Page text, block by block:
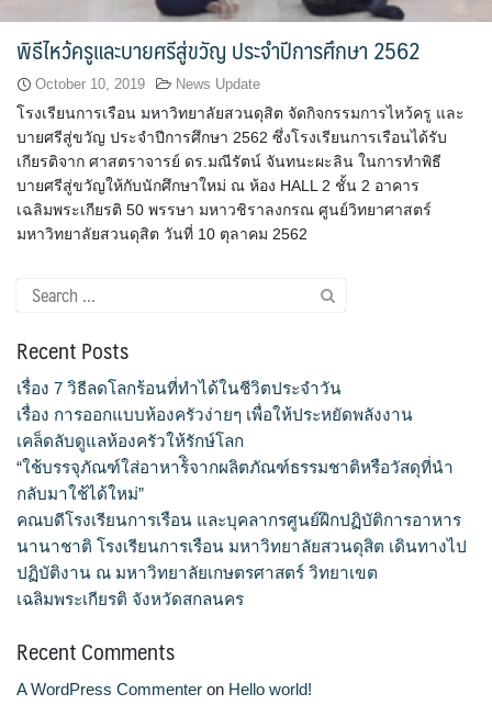
นักศึกษา
บันทึกเทปกิจกรรม
บุคลากรสายวิชาการ
บุคลากรสายสนับสนุนวิชาการ
ประวัติ วิสัยทัศน์ พันธกิจ โรงเรียนการเรือน
ปริญญาตรี
ผู้ปกครอง
พันธมิตร
รวมเรื่องขนมไทย
รายงานผลการดำเนินงาน
วารสารวัฒนธรรมอาหารไทย
ศิษย์เก่า
พิธีไหว้ครูและบายศรีสู่ขวัญ ประจำปีการศึกษา 2562
October 10, 2019 News Update
โรงเรียนการเรือน มหาวิทยาลัยสวนดุสิต จัดกิจกรรมการไหว้ครู และ
บายศรีสู่ขวัญ ประจำปีการศึกษา 2562 ซึ่งโรงเรียนการเรือนได้รับ
เกียรติจาก ศาสตราจารย์ ดร.มณีรัตน์ จันทนะผะลิน ในการทำพิธี
บายศรีสู่ขวัญให้กับนักศึกษาใหม่ ณ ห้อง HALL 2 ชั้น 2 อาคาร
เฉลิมพระเกียรติ 50 พรรษา มหาวชิราลงกรณ ศูนย์วิทยาศาสตร์
มหาวิทยาลัยสวนดุสิต วันที่ 10 ตุลาคม 2562
Search
for:
Recent Posts
เรื่อง 7 วิธีลดโลกร้อนที่ทำได้ในชีวิตประจำวัน
เรื่อง การออกแบบห้องครัวง่ายๆ เพื่อให้ประหยัดพลังงาน
เคล็ดลับดูแลห้องครัวให้รักษ์โลก
“ใช้บรรจุภัณฑ์ใส่อาหาร้ิจากผลิตภัณฑ์ธรรมชาติหรือวัสดุที่นำ
กลับมาใช้ได้ใหม่”
คณบดีโรงเรียนการเรือน และบุคลากรศูนย์ฝึกปฏิบัติการอาหาร
นานาชาติ โรงเรียนการเรือน มหาวิทยาลัยสวนดุสิต เดินทางไป
ปฏิบัติงาน ณ มหาวิทยาลัยเกษตรศาสตร์ วิทยาเขต
เฉลิมพระเกียรติ จังหวัดสกลนคร
Recent Comments
A WordPress Commenter on Hello world!